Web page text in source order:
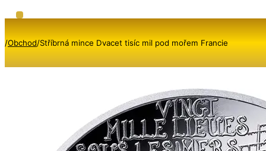
/Obchod/Stříbrná mince Dvacet tisíc mil pod mořem Francie